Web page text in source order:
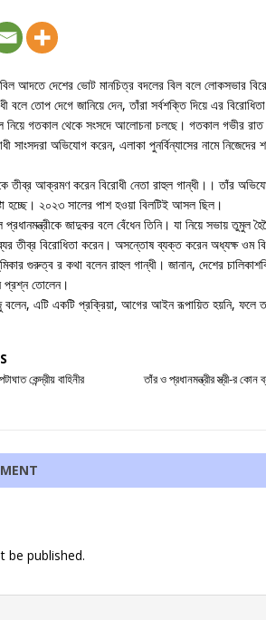
বিল আদতে দেশের ভোট মানচিত্র বদলের বিল বলে লোকসভার
বলে তোপ দেগে জানিয়ে দেন, তাঁরা সর্বশক্তি দিয়ে এর
নিয়ে গতকাল থেকে সংসদে আলোচনা চলছে। গতকাল গভীর
সাংসদরা অভিযোগ করেন, এলাকা পুনর্বিন্যাসের নামে নিজেদের
আক্রমণ করেন বিরোধী নেতা রাহুল গান্ধী।। তাঁর
হচ্ছে। ২০২৩ সালের পাশ হওয়া বিলটিই আসল ছিল।
জাদুকর বলে বেঁধেন তিনি। যা নিয়ে সভায় তুমুল
তীব্র বিরোধিতা করেন। অসন্তোষ ব্যক্ত করেন অধ্যক্ষ ওম
গুরুত্ব র কথা বলেন রাহুল গান্ধী। জানান, দেশের
প্রশ্ন তোলেন।
বলেন, এটি একটি প্রক্রিয়া, আগের আইন রূপায়িত হয়নি, ফলে
কেন্দ্রীয় বাহিনীর
তাঁর ও প্রধানমন্ত্রীর স্ত্রী-র
be published.